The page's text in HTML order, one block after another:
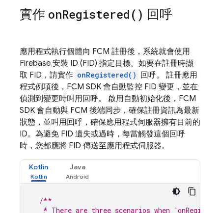
實作 onRegistered() 回呼
應用程式執行個體向 FCM 註冊後，系統就會使用
Firebase 安裝 ID (FID) 指定目標。如要在註冊時擷
取 FID，請實作 onRegistered()
回呼。 註冊應用
程式例項後， FCM SDK 會自動監控 FID 變更，並在
偵測到變更時叫用回呼。 啟用自動初始化後， FCM
SDK 會自動與 FCM 後端同步，確保註冊資訊為最新
狀態，並叫用回呼，確保應用程式伺服器擁有目前的
ID。為避免 FID 遺失或過時，每當觸發這個回呼
時，您都應將 FID 傳送至應用程式伺服器。
Kotlin Java
/**
* There are three scenarios when